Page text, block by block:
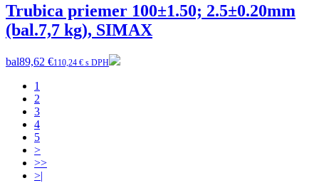
Trubica priemer 100±1.50; 2.5±0.20mm
(bal.7,7 kg), SIMAX
bal89,62 €110,24 € s DPH
1
2
3
4
5
>
>>
>|